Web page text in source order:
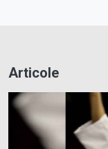
Articole